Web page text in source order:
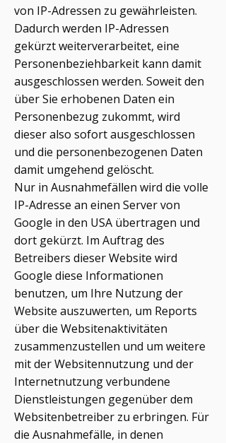
von IP-Adressen zu gewährleisten.
Dadurch werden IP-Adressen
gekürzt weiterverarbeitet, eine
Personenbeziehbarkeit kann damit
ausgeschlossen werden. Soweit den
über Sie erhobenen Daten ein
Personenbezug zukommt, wird
dieser also sofort ausgeschlossen
und die personenbezogenen Daten
damit umgehend gelöscht.
Nur in Ausnahmefällen wird die volle
IP-Adresse an einen Server von
Google in den USA übertragen und
dort gekürzt. Im Auftrag des
Betreibers dieser Website wird
Google diese Informationen
benutzen, um Ihre Nutzung der
Website auszuwerten, um Reports
über die Websitenaktivitäten
zusammenzustellen und um weitere
mit der Websitennutzung und der
Internetnutzung verbundene
Dienstleistungen gegenüber dem
Websitenbetreiber zu erbringen. Für
die Ausnahmefälle, in denen